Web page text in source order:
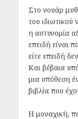
Στο νουάρ
του ιδιωτικού
η αστυνομία
επειδή είναι
είτε επειδή
Και βέβαια
μια υπόθεση
βιβλία που
Η μοναχική,